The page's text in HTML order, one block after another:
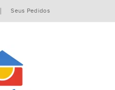
Seus Pedidos